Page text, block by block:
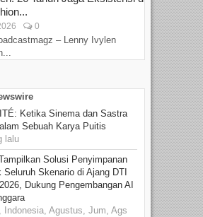
0
– Lenny Ivylen
Ketika Sinema dan Sastra
Sebuah Karya Puitis
lalu
Solusi Penyimpanan
Seluruh Skenario di Ajang DTI
Dukung Pengembangan AI
Indonesia, Agustus, Jum, Ags